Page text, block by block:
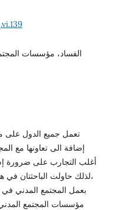
الفساد، مؤسسات
تعمل جميع الدول على
إضافة الى تعاونها مع
أغلب التجارب على ضرورة
،لذلك حاولت الباحثتان
بعمل المجتمع المدني
مؤسسات المجتمع